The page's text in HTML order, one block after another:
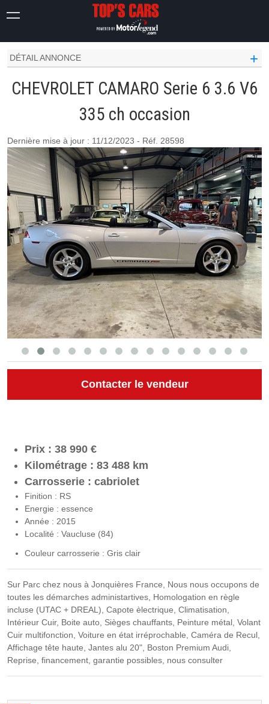
3.6 V6 335 CH
DÉTAIL ANNONCE
+
CHEVROLET CAMARO Serie 6 3.6 V6
335 ch occasion
Dernière mise à jour : 11/12/2023 - Réf. 28598
Prix : 38 990 €
Kilométrage : 83 488 km
Carrosserie : cabriolet
Finition : RS
Energie : essence
Année : 2015
Localité : Vaucluse (84)
Couleur carrosserie : Gris clair
Contacter le vendeur
Sur Parc chez nous à Jonquières France, Nous nous occupons de
toutes les démarches administartives, Homologation en règle
incluse (UTAC + DREAL), Capote èlectrique, Climatisation,
Intérieur Cuir, Boite auto, Sièges chauffants, Peinture métal, Volant
Cuir multifonction, Voiture en état irréprochable, Caméra de Recul,
Affichage tête haute, Jantes alu 20", Boston Premium Audi,
Reprise, financement, garantie possibles, nous consulter